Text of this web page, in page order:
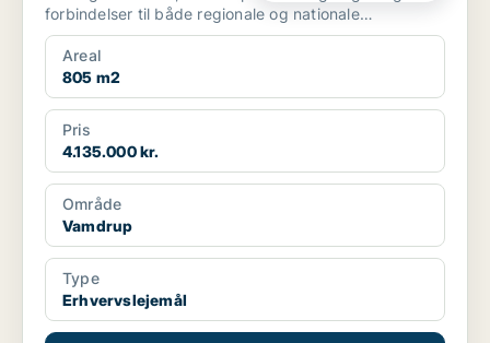
forbindelser til både regionale og nationale
transportkorr...
Areal
805 m2
Pris
4.135.000 kr.
Område
Vamdrup
Type
Erhvervslejemål